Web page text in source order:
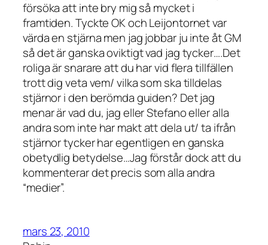
försöka att inte bry mig så mycket i
framtiden. Tyckte OK och Leijontornet var
värda en stjärna men jag jobbar ju inte åt GM
så det är ganska oviktigt vad jag tycker….Det
roliga är snarare att du har vid flera tillfällen
trott dig veta vem/ vilka som ska tilldelas
stjärnor i den berömda guiden? Det jag
menar är vad du, jag eller Stefano eller alla
andra som inte har makt att dela ut/ ta ifrån
stjärnor tycker har egentligen en ganska
obetydlig betydelse…Jag förstår dock att du
kommenterar det precis som alla andra
“medier”.
mars 23, 2010